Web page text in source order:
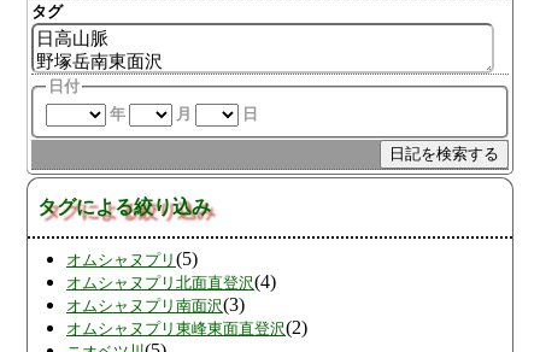
タグ
日付
年
月 日
タグによる絞り込み
オムシャヌプリ (5)
オムシャヌプリ北面直登沢(4)
オムシャヌプリ南面沢(3)
オムシャヌプリ東峰東面直登沢(2)